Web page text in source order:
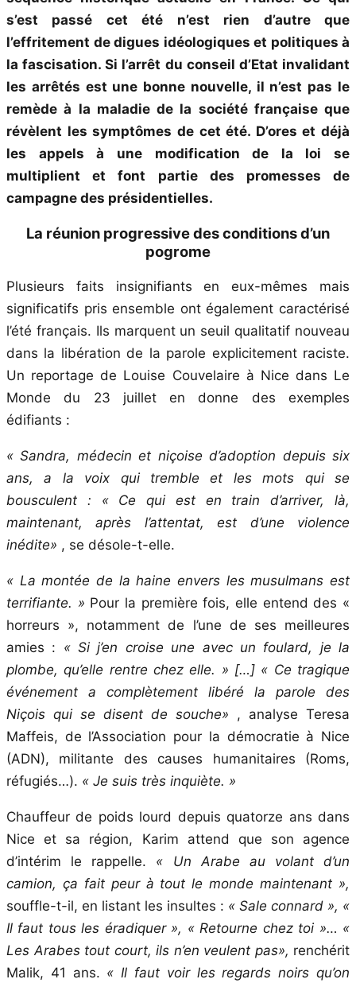
s’est passé cet été n’est rien d’autre que
l’effritement de digues idéologiques et politiques à
la fascisation. Si l’arrêt du conseil d’Etat invalidant
les arrêtés est une bonne nouvelle, il n’est pas le
remède à la maladie de la société française que
révèlent les symptômes de cet été. D’ores et déjà
les appels à une modification de la loi se
multiplient et font partie des promesses de
campagne des présidentielles.
La réunion progressive des conditions d’un
pogrome
Plusieurs faits insignifiants en eux-mêmes mais
significatifs pris ensemble ont également caractérisé
l’été français. Ils marquent un seuil qualitatif nouveau
dans la libération de la parole explicitement raciste.
Un reportage de Louise Couvelaire à Nice dans Le
Monde du 23 juillet en donne des exemples
édifiants :
« Sandra, médecin et niçoise d’adoption depuis six
ans, a la voix qui tremble et les mots qui se
bousculent : « Ce qui est en train d’arriver, là,
maintenant, après l’attentat, est d’une violence
inédite» , se désole-t-elle.
« La montée de la haine envers les musulmans est
terrifiante. » Pour la première fois, elle entend des «
horreurs », notamment de l’une de ses meilleures
amies : « Si j’en croise une avec un foulard, je la
plombe, qu’elle rentre chez elle. » […] « Ce tragique
événement a complètement libéré la parole des
Niçois qui se disent de souche» , analyse Teresa
Maffeis, de l’Association pour la démocratie à Nice
(ADN), militante des causes humanitaires (Roms,
réfugiés…). « Je suis très inquiète. »
Chauffeur de poids lourd depuis quatorze ans dans
Nice et sa région, Karim attend que son agence
d’intérim le rappelle. « Un Arabe au volant d’un
camion, ça fait peur à tout le monde maintenant »,
souffle-t-il, en listant les insultes : « Sale connard », «
Il faut tous les éradiquer », « Retourne chez toi »… «
Les Arabes tout court, ils n’en veulent pas», renchérit
Malik, 41 ans. « Il faut voir les regards noirs qu’on